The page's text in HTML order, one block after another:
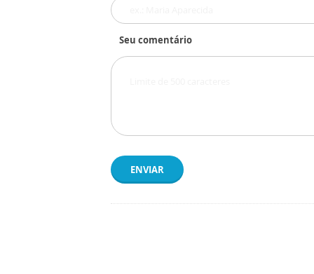
Seu comentário
ENVIAR